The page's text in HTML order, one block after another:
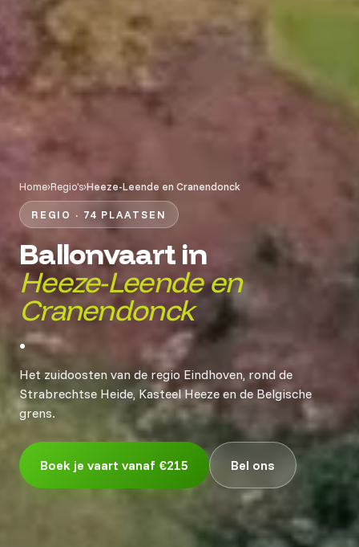
Home›Regio's›Heeze-Leende en Cranendonck
REGIO · 74 PLAATSEN
Ballonvaart in
Heeze-Leende en
Cranendonck
.
Het zuidoosten van de regio Eindhoven, rond de
Strabrechtse Heide, Kasteel Heeze en de Belgische
grens.
Boek je vaart vanaf €215 Bel ons